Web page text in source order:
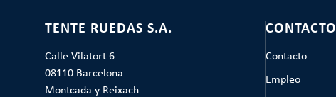
TENTE RUEDAS S.A.
Calle Vilatort 6
08110 Barcelona
Montcada y Reixach
CONTACTO
Contacto
Empleo